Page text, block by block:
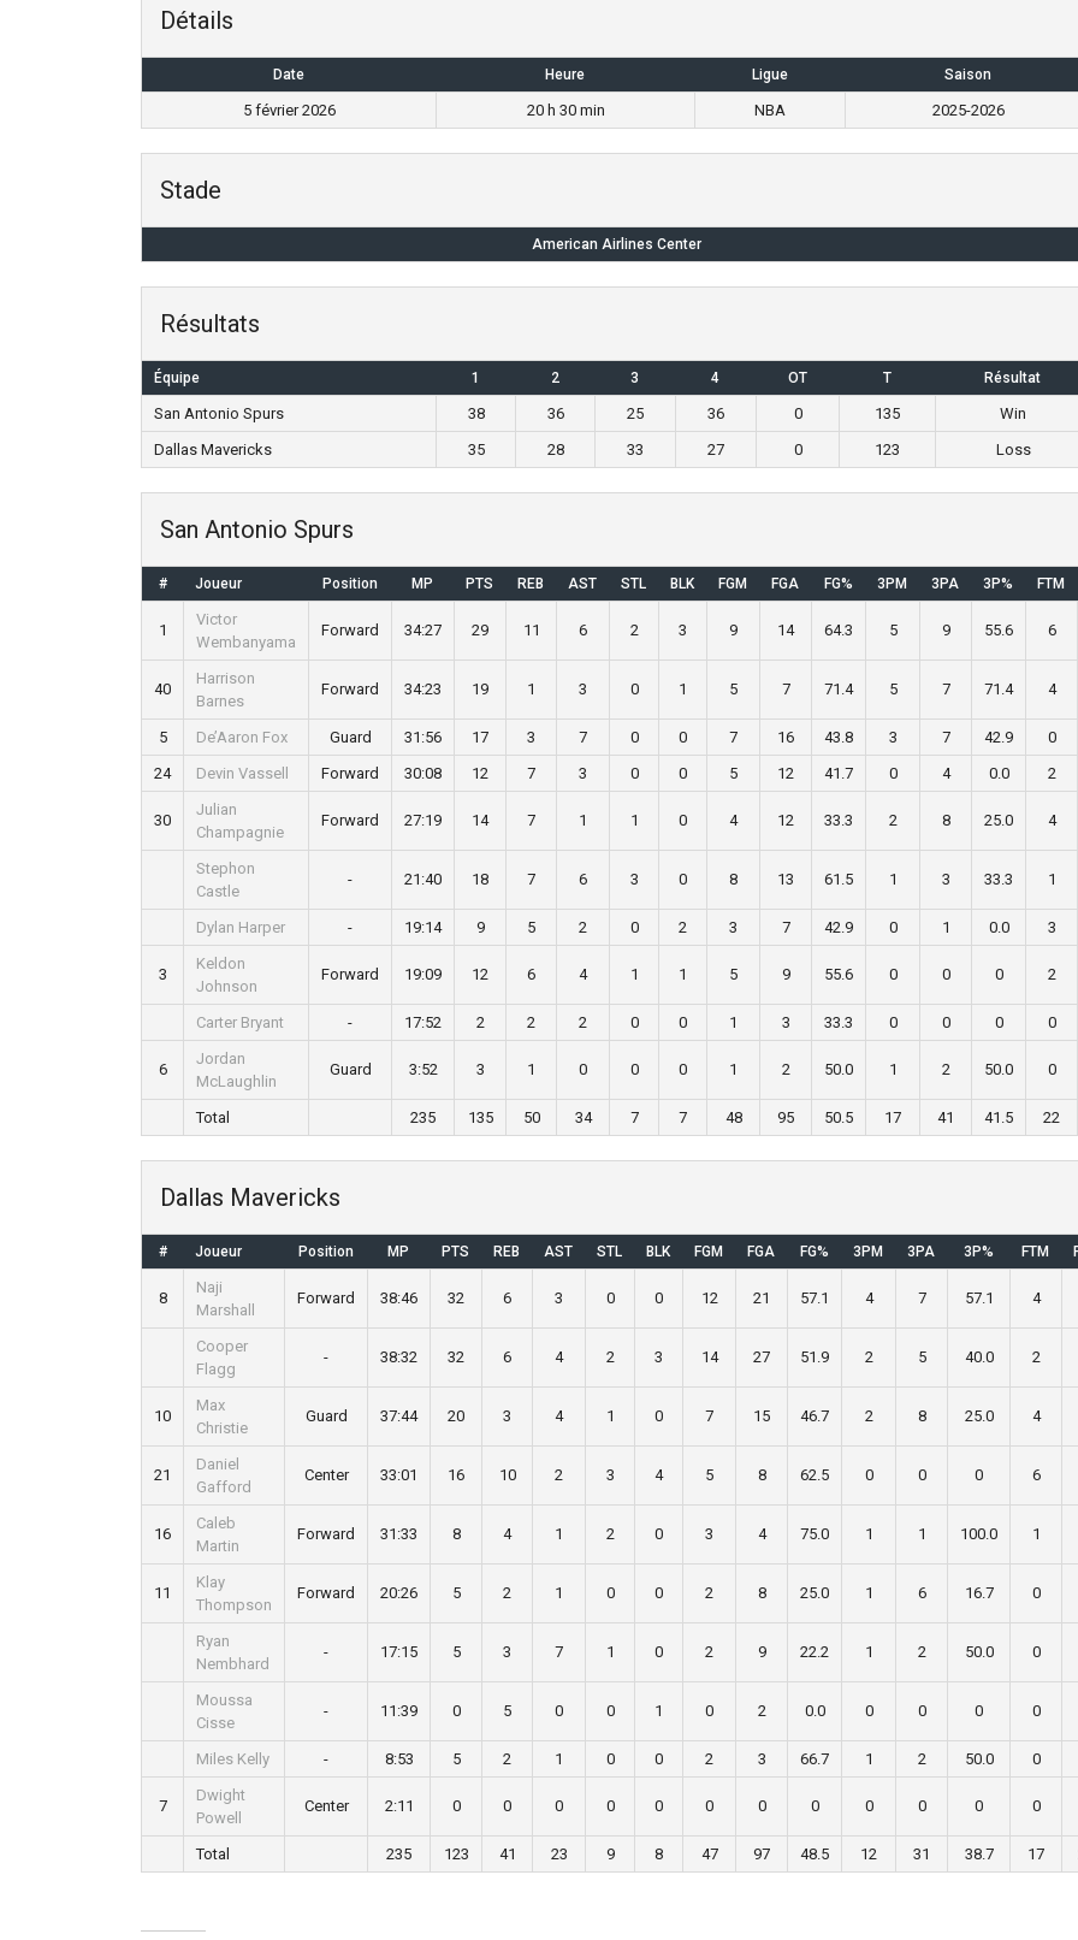
Détails
Date Heure Ligue Saison
5 février 2026 20 h 30 min NBA 2025-2026
Stade
American Airlines Center
Résultats
Équipe 1 2 3 4 OT T Résultat
San Antonio Spurs 38 36 25 36 0 135
Win
Dallas Mavericks
35 28 33 27 0 123 Loss
San Antonio Spurs
# Joueur Position MP PTS REB AST STL BLK FGM FGA FG% 3PM 3PA 3P% FTM
1
Victor
Wembanyama
Forward 34:27 29 11 6 2 3 9 14 64.3 5 9 55.6 6
40
Harrison
Barnes
Forward 34:23 19 1 3 0 1 5 7 71.4 5 7 71.4 4
5 De’Aaron Fox Guard 31:56 17 3 7 0 0 7 16 43.8 3 7 42.9 0
24
Devin Vassell Forward 30:08 12 7 3 0 0 5 12 41.7 0 4 0.0 2
30
Julian
Champagnie
Forward 27:19 14 7 1 1 0 4 12 33.3 2 8 25.0 4
Stephon
Castle
- 21:40 18 7 6 3 0 8 13 61.5 1 3 33.3 1
Dylan Harper - 19:14 9 5 2 0 2 3 7 42.9 0 1 0.0 3
3
Keldon
Johnson
Forward 19:09 12 6 4 1 1 5 9 55.6 0 0 0 2
Carter Bryant - 17:52 2 2 2 0 0 1 3 33.3 0 0 0 0
6
Jordan
McLaughlin
Guard 3:52 3 1 0 0 0 1 2 50.0 1 2 50.0 0
Total 235 135 50 34 7 7 48 95 50.5 17 41 41.5 22
Dallas Mavericks
# Joueur Position MP PTS REB AST STL BLK FGM FGA FG% 3PM 3PA 3P% FTM
8
Naji
Marshall
Forward 38:46 32 6 3 0 0 12 21 57.1 4 7 57.1 4
Cooper
Flagg
- 38:32 32 6 4 2 3 14 27 51.9 2 5 40.0 2
10
Max
Christie
Guard 37:44 20 3 4 1 0 7 15 46.7 2 8 25.0 4
21
Daniel
Gafford
Center 33:01 16 10 2 3 4 5 8 62.5 0 0 0 6
16
Caleb
Martin
Forward 31:33 8 4 1 2 0 3 4 75.0 1 1 100.0 1
11
Klay
Thompson
Forward 20:26 5 2 1 0 0 2 8 25.0 1 6 16.7 0
Ryan
Nembhard
- 17:15 5 3 7 1 0 2 9 22.2 1 2 50.0 0
Moussa
Cisse
- 11:39 0 5 0 0 1 0 2 0.0 0 0 0 0
Miles Kelly - 8:53 5 2 1 0 0 2 3 66.7 1 2 50.0 0
7
Dwight
Powell
Center 2:11 0 0 0 0 0 0 0 0 0 0 0 0
Total 235 123 41 23 9 8 47 97 48.5 12 31 38.7 17